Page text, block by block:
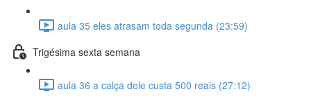
aula 35 eles atrasam toda segunda (23:59)
Trigésima sexta semana
aula 36 a calça dele custa 500 reais (27:12)